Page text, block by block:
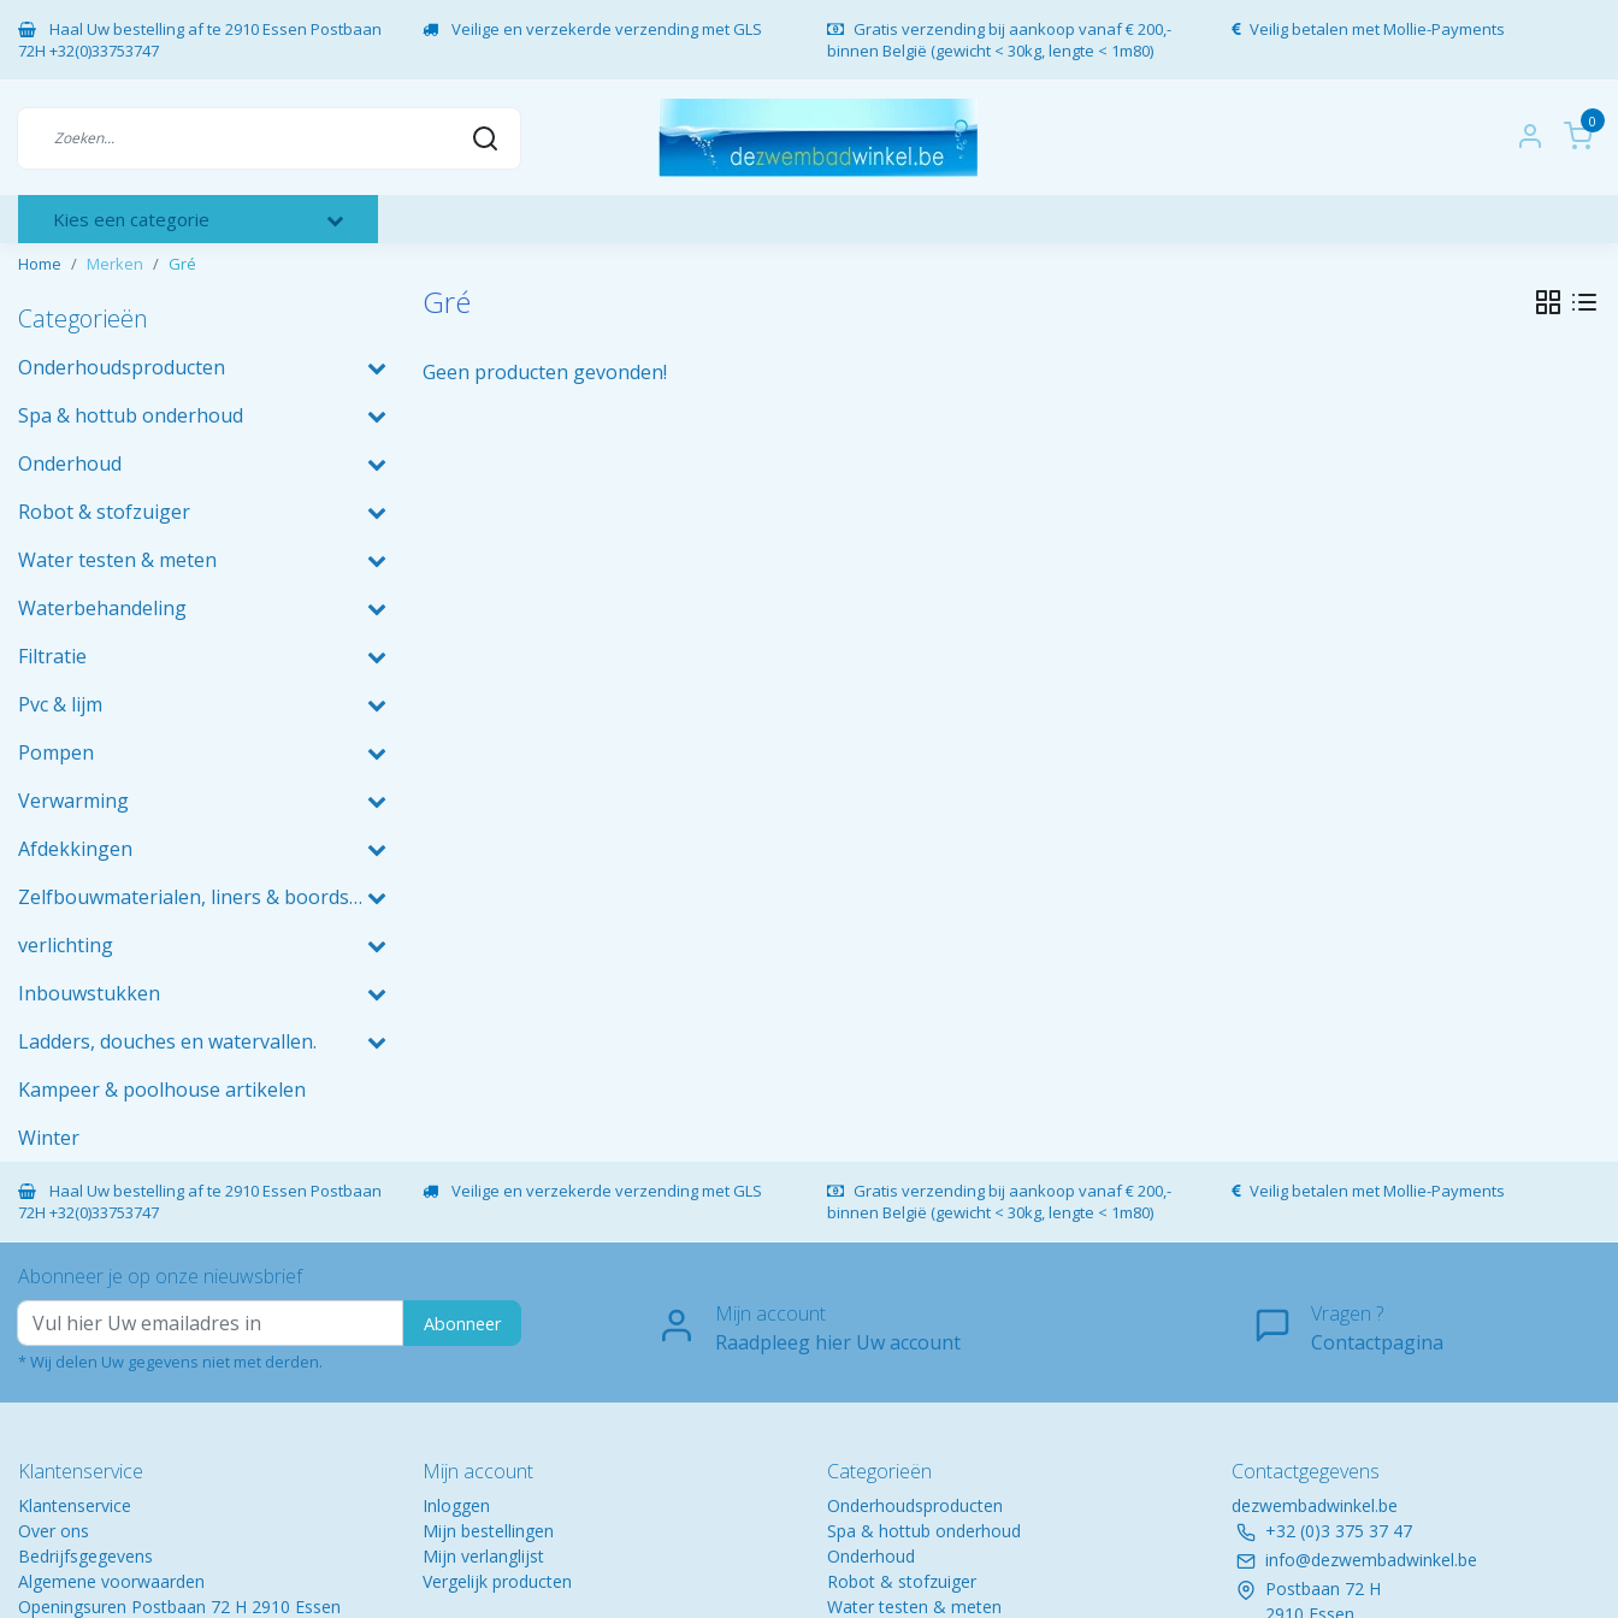
Haal Uw bestelling af te 2910 Essen Postbaan
72H +32(0)33753747
Veilige en verzekerde verzending met GLS
Gratis verzending bij aankoop vanaf € 200,-
binnen België (gewicht < 30kg, lengte < 1m80)
Veilig betalen met Mollie-Payments
0
Kies een categorie
Home Merken Gré
Categorieën
Onderhoudsproducten
Spa & hottub onderhoud
Onderhoud
Robot & stofzuiger
Water testen & meten
Waterbehandeling
Filtratie
Pvc & lijm
Pompen
Verwarming
Afdekkingen
Zelfbouwmaterialen, liners & boordstenen
verlichting
Inbouwstukken
Ladders, douches en watervallen.
Kampeer & poolhouse artikelen
Winter
Gré
Geen producten gevonden!
Haal Uw bestelling af te 2910 Essen Postbaan
72H +32(0)33753747
Veilige en verzekerde verzending met GLS
Gratis verzending bij aankoop vanaf € 200,-
binnen België (gewicht < 30kg, lengte < 1m80)
Veilig betalen met Mollie-Payments
Abonneer je op onze nieuwsbrief
Abonneer
* Wij delen Uw gegevens niet met derden.
Mijn account
Raadpleeg hier Uw account
Vragen ?
Contactpagina
Klantenservice
Klantenservice
Over ons
Bedrijfsgegevens
Algemene voorwaarden
Openingsuren Postbaan 72 H 2910 Essen
Mijn account
Inloggen
Mijn bestellingen
Mijn verlanglijst
Vergelijk producten
Categorieën
Onderhoudsproducten
Spa & hottub onderhoud
Onderhoud
Robot & stofzuiger
Water testen & meten
Contactgegevens
dezwembadwinkel.be
+32 (0)3 375 37 47
info@dezwembadwinkel.be
Postbaan 72 H